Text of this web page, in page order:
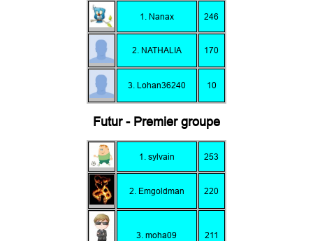
1. Nanax 246
2. NATHALIA 170
3. Lohan36240 10
Futur - Premier groupe
1. sylvain 253
2. Emgoldman 220
3. moha09 211